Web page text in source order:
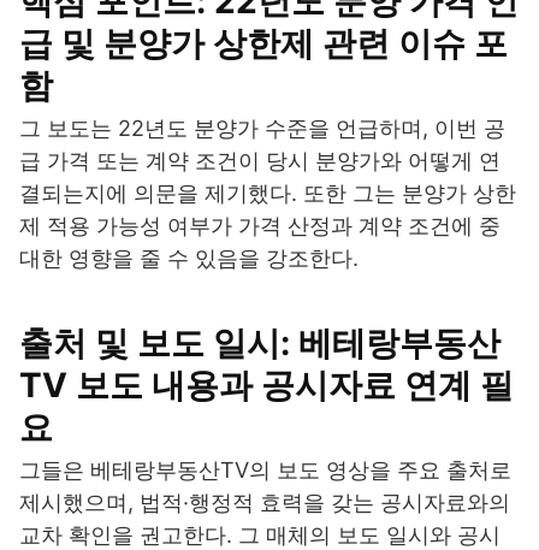
급 및 분양가 상한제 관련 이슈 포
함
그 보도는 22년도 분양가 수준을 언급하며, 이번 공
급 가격 또는 계약 조건이 당시 분양가와 어떻게 연
결되는지에 의문을 제기했다. 또한 그는 분양가 상한
제 적용 가능성 여부가 가격 산정과 계약 조건에 중
대한 영향을 줄 수 있음을 강조한다.
출처 및 보도 일시: 베테랑부동산
TV 보도 내용과 공시자료 연계 필
요
그들은 베테랑부동산TV의 보도 영상을 주요 출처로
제시했으며, 법적·행정적 효력을 갖는 공시자료와의
교차 확인을 권고한다. 그 매체의 보도 일시와 공시